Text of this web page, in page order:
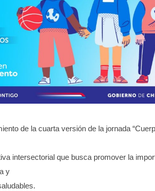
de la cuarta versión de la jornada
intersectorial que busca promover la
y